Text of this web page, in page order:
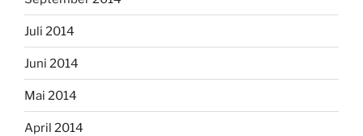
Juli 2014
Juni 2014
Mai 2014
April 2014